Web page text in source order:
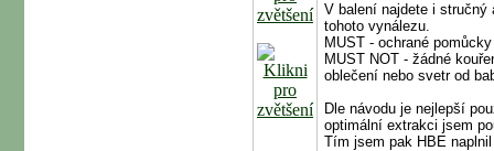
V balení najdete i
tohoto vynálezu.
MUST - ochrané
MUST NOT - žádné
oblečení nebo svetr od
Dle návodu je nejlepší
optimální extrakci jsem
Tím jsem pak HBE